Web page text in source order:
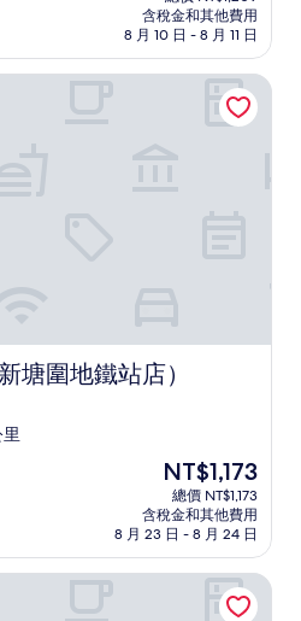
價
格
為
NT$1,037
含稅金和其他費用
8 月 10 日 - 8 月 11 日
塘圍地鐵站店）
地鐵站店）
現
在
價
格
為
NT$1,173
NT$1,173
總價 NT$1,173
含稅金和其他費用
8 月 23 日 - 8 月 24 日
鐵站店）
寓酒店